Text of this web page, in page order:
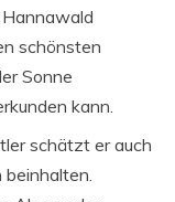
Hannawald
schönsten
Sonne
kann.
schätzt er auch